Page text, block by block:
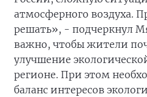
атмосферного воздуха.
решать», - подчеркнул
важно, чтобы жители
улучшение
регионе. При этом
баланс интересов